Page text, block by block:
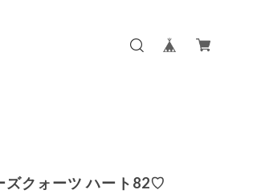
クォーツ ハート82♡